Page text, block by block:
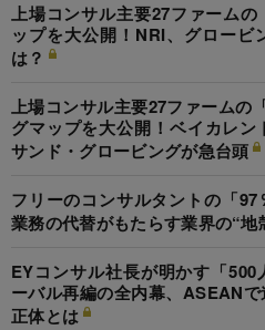
上場コンサル主要27ファーム
ップを大公開！NRI、グロー
は？
上場コンサル主要27ファームの
グマップを大公開！ベイカレ
サンド・グロービングが急台頭
フリーのコンサルタントの「
業務の代替がもたらす業界の“地
EYコンサル社長が明かす「
ーバル再編の全内幕、ASEAN
正体とは